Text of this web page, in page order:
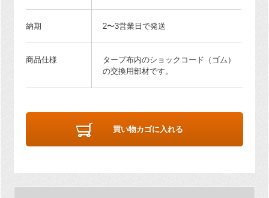
納期 2〜3営業日で発送
商品仕様
タープ布内のショックコード（ゴム）
の交換用部材です。
買い物カゴに入れる